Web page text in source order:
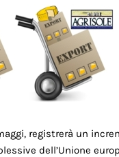
registrerà un
dell’Unione